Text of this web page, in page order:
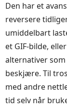
Den har et
reversere
umiddelbart
et GIF-bilde,
alternativer
beskjære. Til
med andre
tid selv når